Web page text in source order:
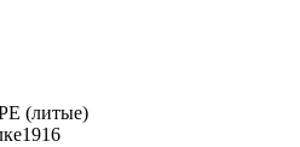
(литые)
1916